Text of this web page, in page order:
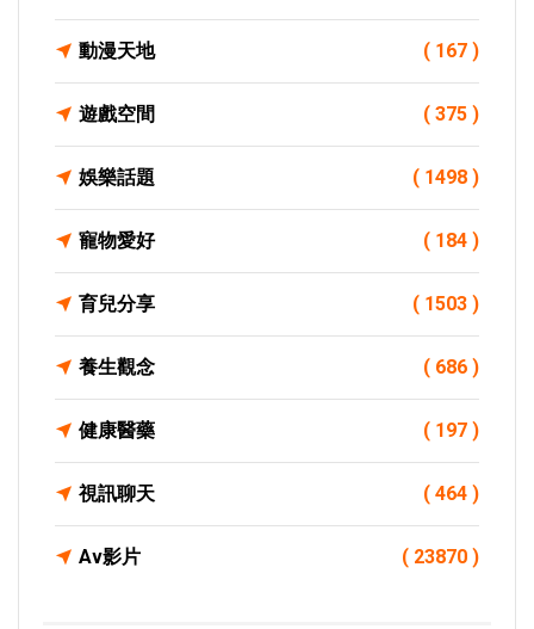
動漫天地 ( 167 )
遊戲空間 ( 375 )
娛樂話題 ( 1498 )
寵物愛好 ( 184 )
育兒分享 ( 1503 )
養生觀念 ( 686 )
健康醫藥 ( 197 )
視訊聊天 ( 464 )
Av影片 ( 23870 )